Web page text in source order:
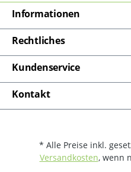
Informationen
Rechtliches
Kundenservice
Kontakt
* Alle Preise inkl.
Versandkosten, wenn